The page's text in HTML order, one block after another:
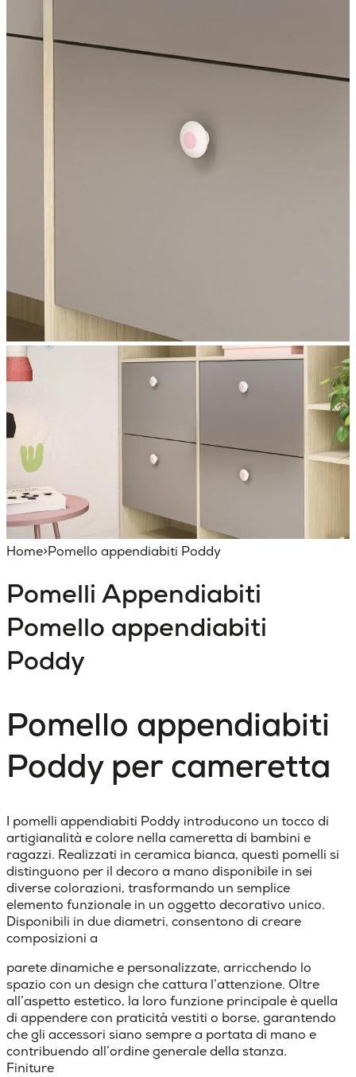
Home>Pomello appendiabiti Poddy
Pomelli Appendiabiti
Pomello appendiabiti
Poddy
Pomello appendiabiti
Poddy per cameretta
I pomelli appendiabiti Poddy introducono un tocco di
artigianalità e colore nella cameretta di bambini e
ragazzi. Realizzati in ceramica bianca, questi pomelli si
distinguono per il decoro a mano disponibile in sei
diverse colorazioni, trasformando un semplice
elemento funzionale in un oggetto decorativo unico.
Disponibili in due diametri, consentono di creare
composizioni a
parete dinamiche e personalizzate, arricchendo lo
spazio con un design che cattura l’attenzione. Oltre
all’aspetto estetico, la loro funzione principale è quella
di appendere con praticità vestiti o borse, garantendo
che gli accessori siano sempre a portata di mano e
contribuendo all’ordine generale della stanza.
Finiture